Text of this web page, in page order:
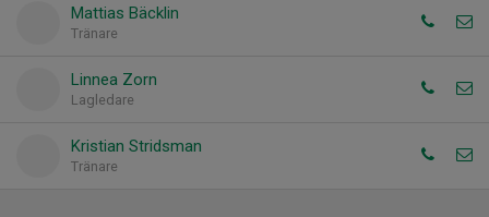
Mattias Bäcklin
Tränare
Linnea Zorn
Lagledare
Kristian Stridsman
Tränare